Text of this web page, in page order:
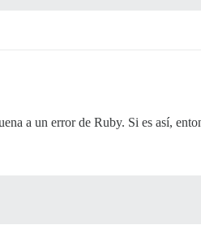
a un error de Ruby. Si es así,